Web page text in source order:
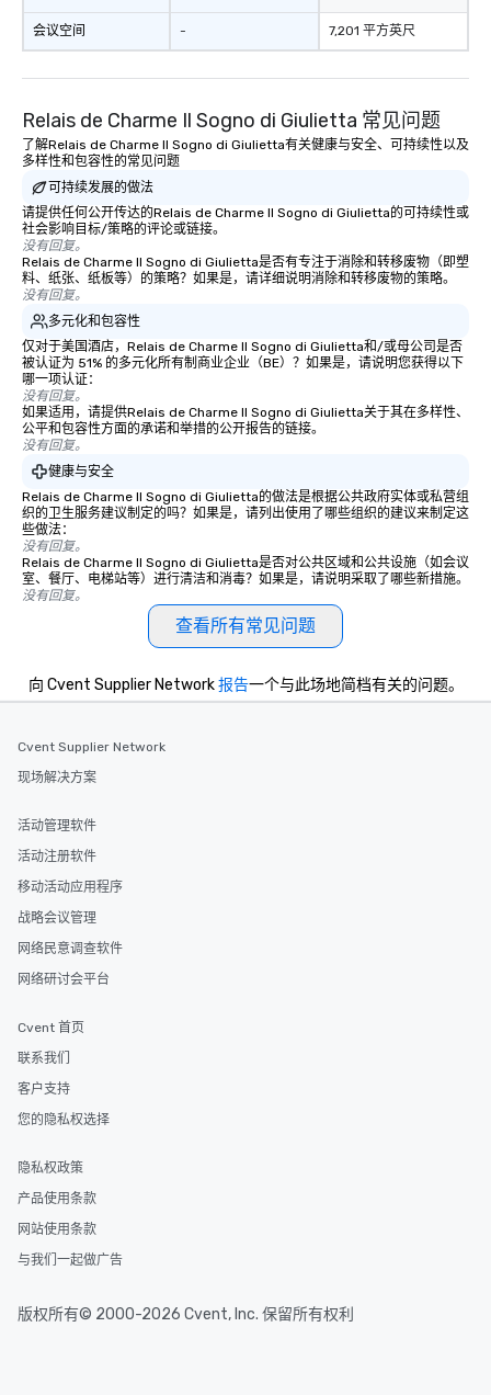
会议空间 - 7,201 平方英尺
Relais de Charme Il Sogno di Giulietta 常见问题
了解Relais de Charme Il Sogno di Giulietta有关健康与安全、可持续性以及
多样性和包容性的常见问题
可持续发展的做法
请提供任何公开传达的Relais de Charme Il Sogno di Giulietta的可持续性或
社会影响目标/策略的评论或链接。
没有回复。
Relais de Charme Il Sogno di Giulietta是否有专注于消除和转移废物（即塑
料、纸张、纸板等）的策略？如果是，请详细说明消除和转移废物的策略。
没有回复。
多元化和包容性
仅对于美国酒店，Relais de Charme Il Sogno di Giulietta和/或母公司是否
被认证为 51% 的多元化所有制商业企业（BE）？如果是，请说明您获得以下
哪一项认证：
没有回复。
如果适用，请提供Relais de Charme Il Sogno di Giulietta关于其在多样性、
公平和包容性方面的承诺和举措的公开报告的链接。
没有回复。
健康与安全
Relais de Charme Il Sogno di Giulietta的做法是根据公共政府实体或私营组
织的卫生服务建议制定的吗？如果是，请列出使用了哪些组织的建议来制定这
些做法：
没有回复。
Relais de Charme Il Sogno di Giulietta是否对公共区域和公共设施（如会议
室、餐厅、电梯站等）进行清洁和消毒？如果是，请说明采取了哪些新措施。
没有回复。
查看所有常见问题
向 Cvent Supplier Network报告一个与此场地简档有关的问题。
Cvent Supplier Network
现场解决方案
活动管理软件
活动注册软件
移动活动应用程序
战略会议管理
网络民意调查软件
网络研讨会平台
Cvent 首页
联系我们
客户支持
您的隐私权选择
隐私权政策
产品使用条款
网站使用条款
与我们一起做广告
版权所有© 2000-2026 Cvent, Inc. 保留所有权利